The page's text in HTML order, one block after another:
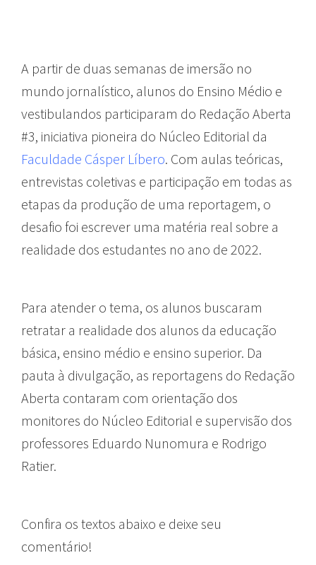
A partir de duas semanas de imersão no
mundo jornalístico, alunos do Ensino Médio e
vestibulandos participaram do Redação Aberta
#3, iniciativa pioneira do Núcleo Editorial da
Faculdade Cásper Líbero. Com aulas teóricas,
entrevistas coletivas e participação em todas as
etapas da produção de uma reportagem, o
desafio foi escrever uma matéria real sobre a
realidade dos estudantes no ano de 2022.
Para atender o tema, os alunos buscaram
retratar a realidade dos alunos da educação
básica, ensino médio e ensino superior. Da
pauta à divulgação, as reportagens do Redação
Aberta contaram com orientação dos
monitores do Núcleo Editorial e supervisão dos
professores Eduardo Nunomura e Rodrigo
Ratier.
Confira os textos abaixo e deixe seu
comentário!